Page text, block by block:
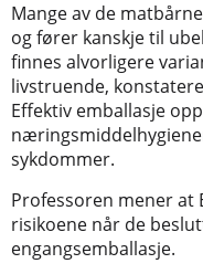
Mange av de
og fører kanskje til
finnes alvorligere
livstruende,
Effektiv emballasje
sykdommer.
Professoren mener at
risikoene når de
engangsemballasje.